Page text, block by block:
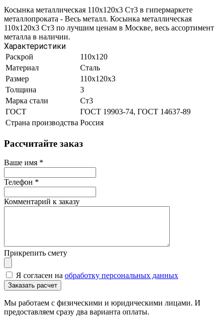
Косынка металлическая 110х120х3 Ст3 в гипермаркете
металлопроката - Весь металл. Косынка металлическая
110х120х3 Ст3 по лучшим ценам в Москве, весь ассортимент
металла в наличии.
Характеристики
Раскрой
110х120
Материал
Сталь
Размер
110х120х3
Толщина
3
Марка стали
Ст3
ГОСТ
ГОСТ 19903-74, ГОСТ 14637-89
Страна производства Россия
Рассчитайте заказ
Ваше имя *
Телефон *
Комментарий к заказу
Прикрепить смету
Я согласен на обработку персональных данных
Мы работаем с физическими и юридическими лицами. И
предоставляем сразу два варианта оплаты.